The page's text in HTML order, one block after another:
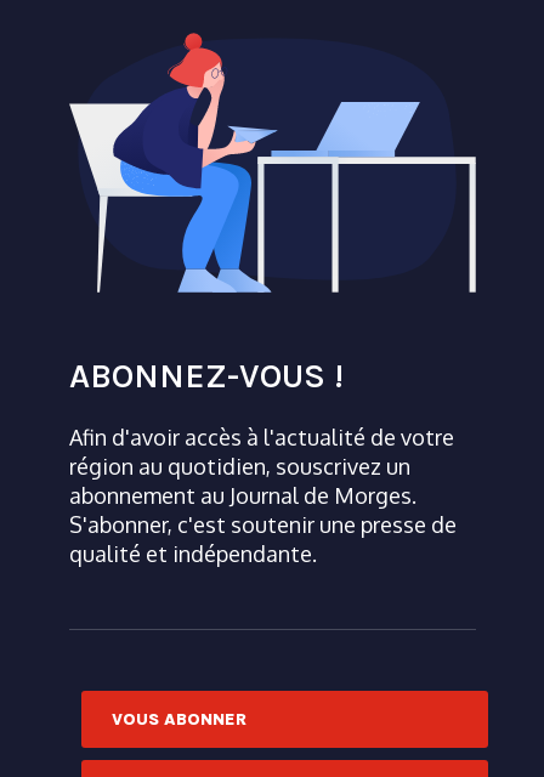
ABONNEZ-VOUS !
Afin d'avoir accès à l'actualité de votre
région au quotidien, souscrivez un
abonnement au Journal de Morges.
S'abonner, c'est soutenir une presse de
qualité et indépendante.
VOUS ABONNER